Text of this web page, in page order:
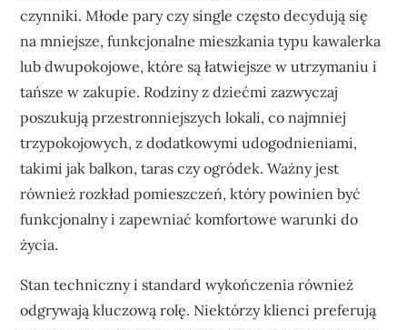
czynniki. Młode pary czy single często decydują się
na mniejsze, funkcjonalne mieszkania typu kawalerka
lub dwupokojowe, które są łatwiejsze w utrzymaniu i
tańsze w zakupie. Rodziny z dziećmi zazwyczaj
poszukują przestronniejszych lokali, co najmniej
trzypokojowych, z dodatkowymi udogodnieniami,
takimi jak balkon, taras czy ogródek. Ważny jest
również rozkład pomieszczeń, który powinien być
funkcjonalny i zapewniać komfortowe warunki do
życia.
Stan techniczny i standard wykończenia również
odgrywają kluczową rolę. Niektórzy klienci preferują